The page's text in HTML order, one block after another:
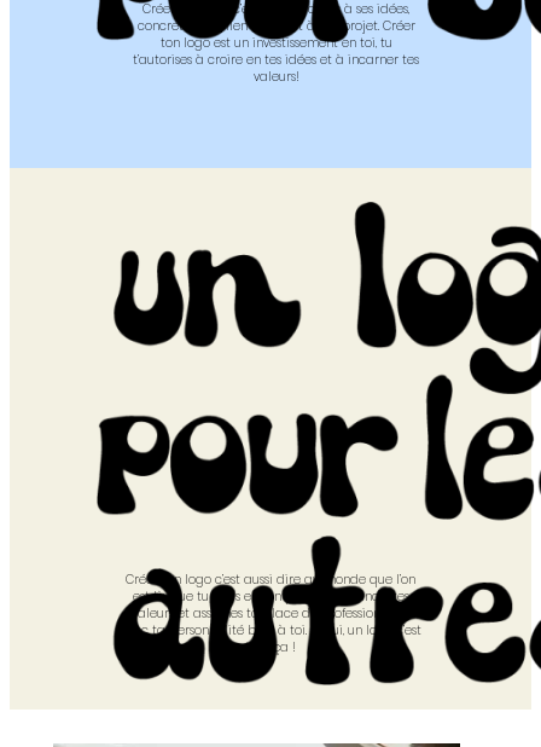
Créer son logo c’est aussi dire au monde que l’on
est là, que tu crois en ton projet. Tu brandis tes
valeurs et assumes ta place de professionnelle,
avec ta personnalité bien à toi. Et oui, un logo c’est
tout ça !
Créer son logo, c’est donner corps à ses idées,
concrétiser ce lien qui t’unit à ton projet. Créer
ton logo est un investissement en toi, tu
t’autorises à croire en tes idées et à incarner tes
valeurs!